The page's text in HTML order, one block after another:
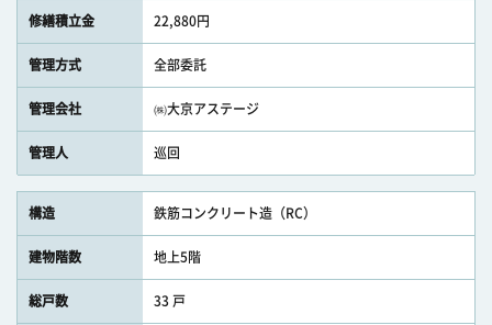
修繕積立金 22,880円
管理方式 全部委託
管理会社 ㈱大京アステージ
管理人 巡回
構造 鉄筋コンクリート造（RC）
建物階数 地上5階
総戸数 33 戸